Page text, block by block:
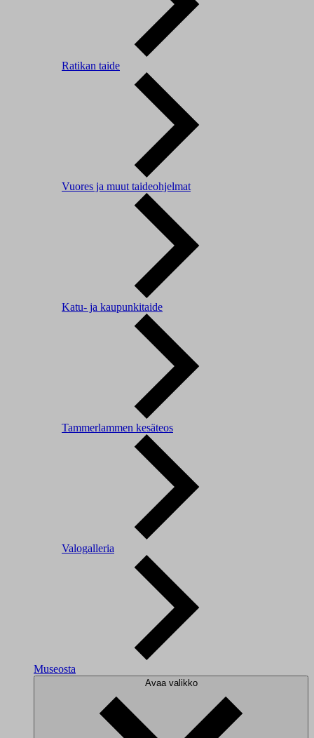
Ratikan taide
Vuores ja muut taideohjelmat
Katu- ja kaupunkitaide
Tammerlammen kesäteos
Valogalleria
Museosta
Avaa valikko